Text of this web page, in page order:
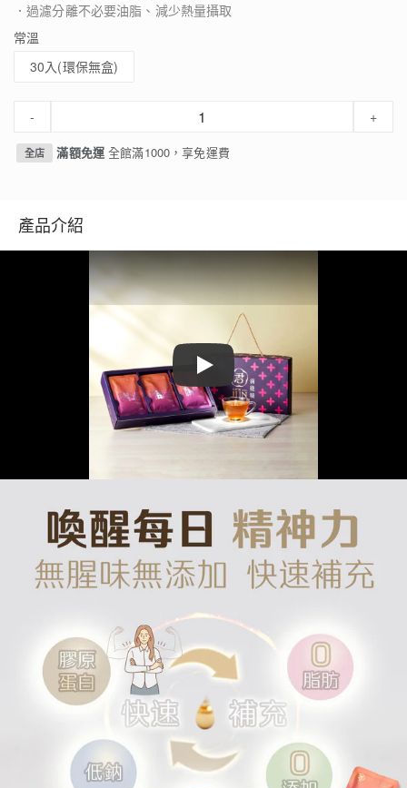
．過濾分離不必要油脂、減少熱量攝取
常溫
30入(環保無盒)
- +
全店 滿額免運全館滿1000，享免運費
產品介紹
Play